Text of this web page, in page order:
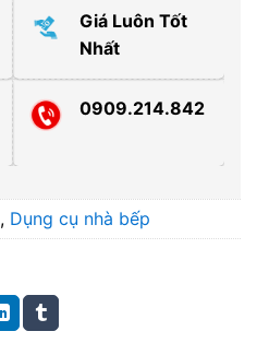
Giá Luôn Tốt
Nhất
0909.214.842
, Dụng cụ nhà bếp